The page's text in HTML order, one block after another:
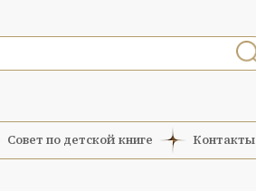
Совет по детской книге Контакты